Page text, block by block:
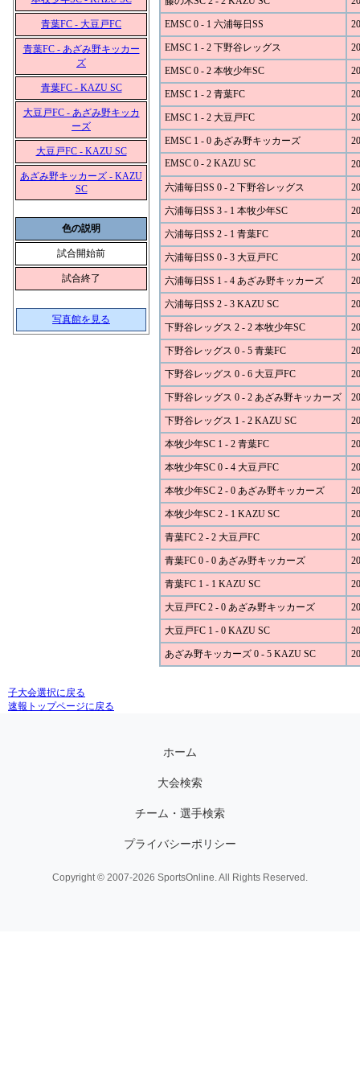
青葉FC - 大豆戸FC
青葉FC - あざみ野キッカー
ズ
青葉FC - KAZU SC
大豆戸FC - あざみ野キッカ
ーズ
大豆戸FC - KAZU SC
あざみ野キッカーズ - KAZU
SC
色の説明
試合開始前
試合終了
写真館を見る
EMSC 0 - 1 六浦毎日SS
EMSC 1 - 2 下野谷レッグス
EMSC 0 - 2 本牧少年SC
EMSC 1 - 2 青葉FC
EMSC 1 - 2 大豆戸FC
EMSC 1 - 0 あざみ野キッカーズ
EMSC 0 - 2 KAZU SC
六浦毎日SS 0 - 2 下野谷レッグス
六浦毎日SS 3 - 1 本牧少年SC
六浦毎日SS 2 - 1 青葉FC
六浦毎日SS 0 - 3 大豆戸FC
六浦毎日SS 1 - 4 あざみ野キッカーズ
六浦毎日SS 2 - 3 KAZU SC
下野谷レッグス 2 - 2 本牧少年SC
下野谷レッグス 0 - 5 青葉FC
下野谷レッグス 0 - 6 大豆戸FC
下野谷レッグス 0 - 2 あざみ野キッカーズ
下野谷レッグス 1 - 2 KAZU SC
本牧少年SC 1 - 2 青葉FC
本牧少年SC 0 - 4 大豆戸FC
本牧少年SC 2 - 0 あざみ野キッカーズ
本牧少年SC 2 - 1 KAZU SC
青葉FC 2 - 2 大豆戸FC
青葉FC 0 - 0 あざみ野キッカーズ
青葉FC 1 - 1 KAZU SC
大豆戸FC 2 - 0 あざみ野キッカーズ
大豆戸FC 1 - 0 KAZU SC
あざみ野キッカーズ 0 - 5 KAZU SC
子大会選択に戻る
速報トップページに戻る
ホーム
大会検索
チーム・選手検索
プライバシーポリシー
Copyright © 2007-2026 SportsOnline. All Rights Reserved.